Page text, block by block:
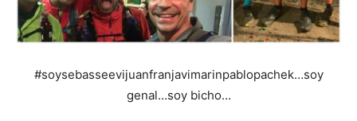
#soysebasseevijuanfranjavimarinpablopachek…soy
genal…soy bicho…